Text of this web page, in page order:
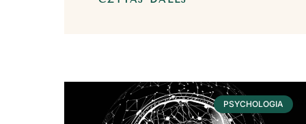
PSYCHOLOGIA